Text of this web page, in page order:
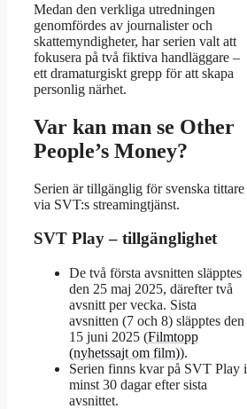
Medan den verkliga utredningen
genomfördes av journalister och
skattemyndigheter, har serien valt att
fokusera på två fiktiva handläggare –
ett dramaturgiskt grepp för att skapa
personlig närhet.
Var kan man se Other
People’s Money?
Serien är tillgänglig för svenska tittare
via SVT:s streamingtjänst.
SVT Play – tillgänglighet
De två första avsnitten släpptes
den 25 maj 2025, därefter två
avsnitt per vecka. Sista
avsnitten (7 och 8) släpptes den
15 juni 2025 (Filmtopp
(nyhetssajt om film)).
Serien finns kvar på SVT Play i
minst 30 dagar efter sista
avsnittet.